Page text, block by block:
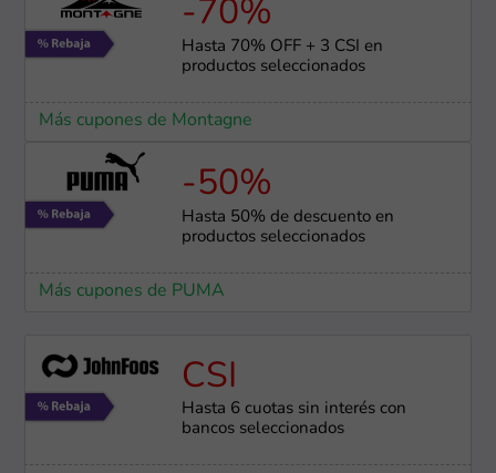
-70%
Hasta 70% OFF + 3 CSI en
productos seleccionados
Más cupones de Montagne
-50%
Hasta 50% de descuento en
productos seleccionados
Más cupones de PUMA
CSI
Hasta 6 cuotas sin interés con
bancos seleccionados